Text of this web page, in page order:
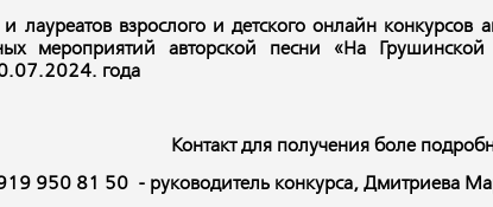
лауреатов взрослого и детского онлайн конкурсов
мероприятий авторской песни «На
года
Контакт для получения боле
950 81 50 - руководитель конкурса, Дмитриева